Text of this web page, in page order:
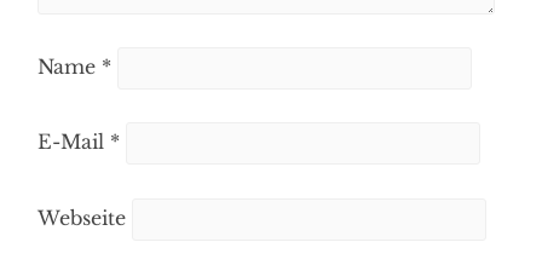
Name *
E-Mail *
Webseite